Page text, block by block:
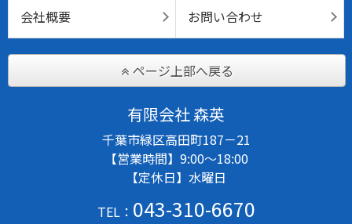
会社概要 お問い合わせ
ページ上部へ戻る
有限会社 森英
千葉市緑区高田町187－21
【営業時間】9:00～18:00
【定休日】水曜日
TEL： 043-310-6670